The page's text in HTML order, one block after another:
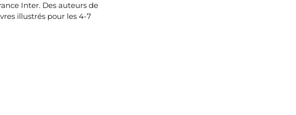
Inter. Des auteurs de
illustrés pour les 4-7